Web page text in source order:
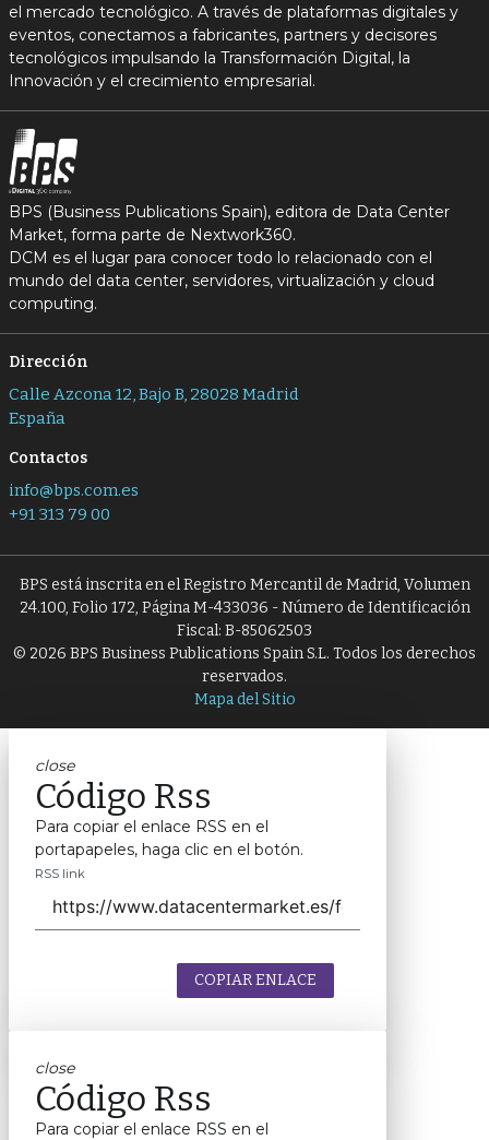
el mercado tecnológico. A través de plataformas digitales y
eventos, conectamos a fabricantes, partners y decisores
tecnológicos impulsando la Transformación Digital, la
Innovación y el crecimiento empresarial.
BPS (Business Publications Spain), editora de Data Center
Market, forma parte de Nextwork360.
DCM es el lugar para conocer todo lo relacionado con el
mundo del data center, servidores, virtualización y cloud
computing.
Dirección
Calle Azcona 12, Bajo B, 28028 Madrid
España
Contactos
info@bps.com.es
+91 313 79 00
BPS está inscrita en el Registro Mercantil de Madrid, Volumen
24.100, Folio 172, Página M-433036 - Número de Identificación
Fiscal: B-85062503
© 2026 BPS Business Publications Spain S.L. Todos los derechos
reservados.
Mapa del Sitio
close
Código Rss
Para copiar el enlace RSS en el
portapapeles, haga clic en el botón.
RSS link
COPIAR ENLACE
close
Código Rss
Para copiar el enlace RSS en el